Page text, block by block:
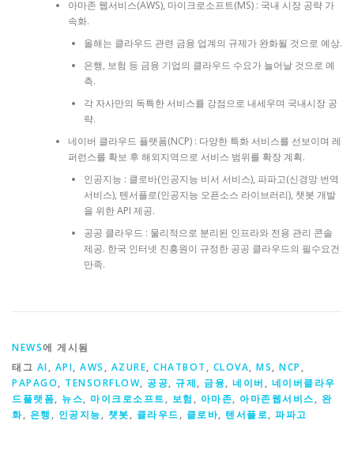
아마존 웹서비스(AWS), 마이크로소프트(MS) : 국내 시장 공략 가
속화.
올해는 클라우드 관련 금융 업계의 규제가 완화될 것으로 예상.
은행, 보험 등 금융 기업의 클라우드 수요가 늘어날 것으로 예
측.
각 자사만의 독특한 서비스를 강점으로 내세우며 국내시장 공
략.
네이버 클라우드 플랫폼(NCP) : 다양한 특화 서비스를 선보이며 레
퍼런스를 확보 후 해외지역으로 서비스 범위를 확장 계획.
인공지능 : 클로바(인공지능 비서 서비스), 파파고(신경망 번역
서비스), 텐서플로(인공지능 오픈소스 라이브러리), 챗봇 개발
을 위한 API 제공.
공공 클라우드 : 물리적으로 분리된 인프라와 전용 관리 콘솔
제공. 한국 인터넷 진흥원이 규정한 공공 클라우드의 필수요건
만족.
NEWS에 게시됨
태그 AI, API, AWS , AZURE, CHATBOT , CLOVA, MS, NCP ,
PAPAGO, TENSORFLOW, 공공, 규제, 금융, 네이버 , 네이버클라우
드플랫폼, 뉴스, 마이크로소프트, 보험 , 아마존, 아마존웹서비스, 완
화, 은행 , 인공지능, 챗봇, 클라우드, 클로바, 텐서플로, 파파고